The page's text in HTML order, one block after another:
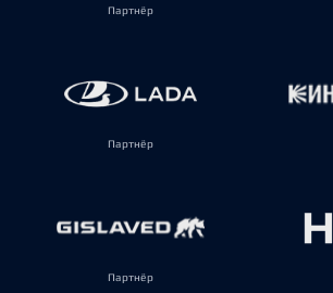
Партнёр
Партнёр
Партнёр